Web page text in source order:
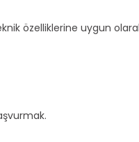
özelliklerine uygun